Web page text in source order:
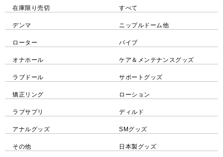
在庫限り売切 すべて
デンマ ニップルドーム他
ローター バイブ
オナホール ケア＆メンテナンスグッズ
ラブドール サポートグッズ
矯正リング ローション
ラブサプリ ディルド
アナルグッズ SMグッズ
その他 日本製グッズ